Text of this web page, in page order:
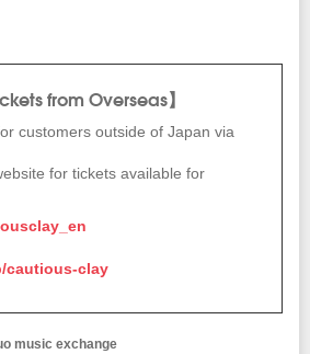
from Overseas】
customers outside of Japan via
for tickets available for
cautious-clay
music exchange